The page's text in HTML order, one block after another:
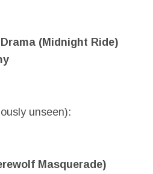
(Midnight Ride)
unseen):
Masquerade)